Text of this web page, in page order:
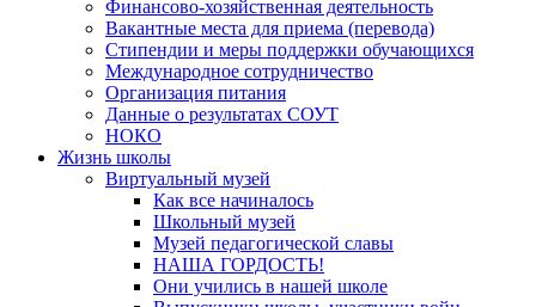
Финансово-хозяйственная деятельность
Вакантные места для приема (перевода)
Стипендии и меры поддержки обучающихся
Международное сотрудничество
Организация питания
Данные о результатах СОУТ
НОКО
Жизнь школы
Виртуальный музей
Как все начиналось
Школьный музей
Музей педагогической славы
НАША ГОРДОСТЬ!
Они учились в нашей школе